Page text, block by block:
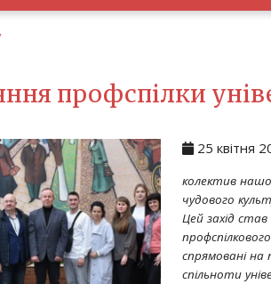
профспілки
25 квітня
колектив
чудового
Цей захід
спрямовані на
спільноти